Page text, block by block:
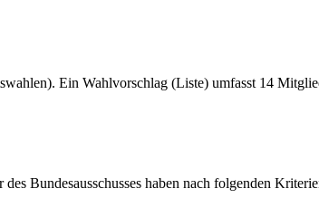
Ein Wahlvorschlag (Liste) umfasst 14
Bundesausschusses haben nach folgenden